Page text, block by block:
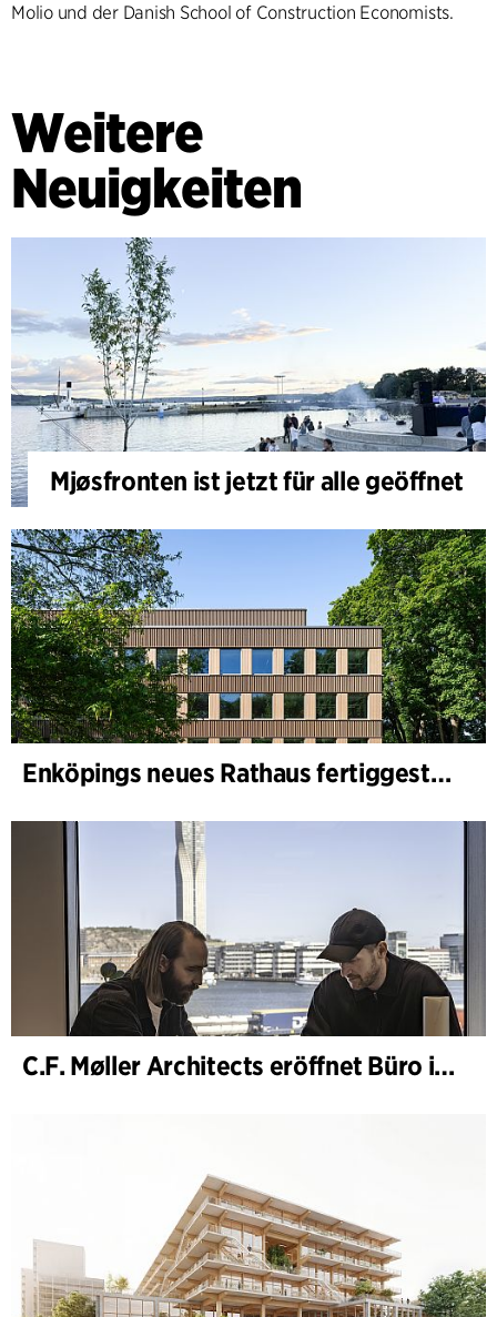
Molio und der Danish School of Construction Economists.
Weitere
Neuigkeiten
Mjøsfronten ist jetzt für alle geöffnet
Enköpings neues Rathaus fertiggestellt
C.F. Møller Architects eröffnet Büro in Göteborg